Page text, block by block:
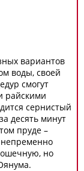
вариантов
воды, своей
смогут
райскими
сернистый
десять минут
пруде –
непременно
но